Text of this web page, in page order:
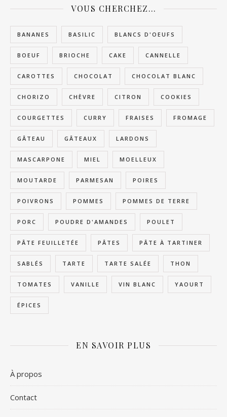
VOUS CHERCHEZ…
BANANES BASILIC BLANCS D'OEUFS
BOEUF BRIOCHE CAKE CANNELLE
CAROTTES CHOCOLAT CHOCOLAT BLANC
CHORIZO CHÈVRE CITRON COOKIES
COURGETTES CURRY FRAISES FROMAGE
GÂTEAU GÂTEAUX LARDONS
MASCARPONE MIEL MOELLEUX
MOUTARDE PARMESAN POIRES
POIVRONS POMMES POMMES DE TERRE
PORC POUDRE D'AMANDES POULET
PÂTE FEUILLETÉE PÂTES PÂTE À TARTINER
SABLÉS TARTE TARTE SALÉE THON
TOMATES VANILLE VIN BLANC YAOURT
ÉPICES
EN SAVOIR PLUS
À propos
Contact